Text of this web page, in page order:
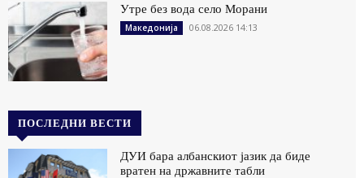
Утре без вода село Морани
Македонија 06.08.2026 14:13
ПОСЛЕДНИ ВЕСТИ
ДУИ бара албанскиот јазик да биде
вратен на државните табли